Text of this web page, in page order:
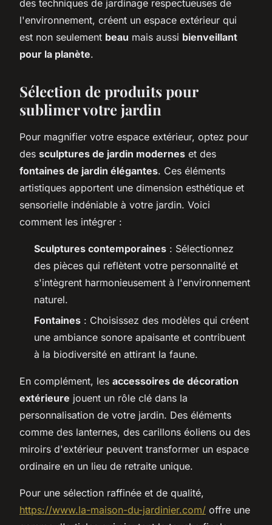
des techniques de jardinage respectueuses de
l'environnement, créent un espace extérieur qui
est non seulement beau mais aussi bienveillant
pour la planète.
Sélection de produits pour
sublimer votre jardin
Pour magnifier votre espace extérieur, optez pour
des sculptures de jardin modernes et des
fontaines de jardin élégantes. Ces éléments
artistiques apportent une dimension esthétique et
sensorielle indéniable à votre jardin. Voici
comment les intégrer :
Sculptures contemporaines : Sélectionnez
des pièces qui reflètent votre personnalité et
s'intègrent harmonieusement à l'environnement
naturel.
Fontaines : Choisissez des modèles qui créent
une ambiance sonore apaisante et contribuent
à la biodiversité en attirant la faune.
En complément, les accessoires de décoration
extérieure jouent un rôle clé dans la
personnalisation de votre jardin. Des éléments
comme des lanternes, des carillons éoliens ou des
miroirs d'extérieur peuvent transformer un espace
ordinaire en un lieu de retraite unique.
Pour une sélection raffinée et de qualité,
https://www.la-maison-du-jardinier.com/ offre une